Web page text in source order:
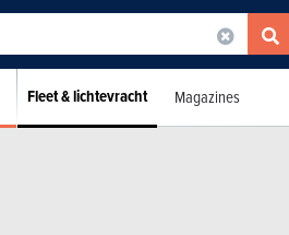
Fleet & lichtevracht Magazines